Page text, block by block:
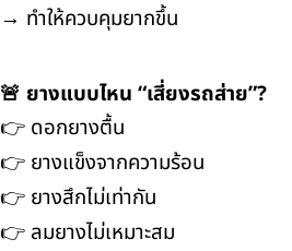
→ ทำให้ควบคุมยากขึ้น
🚨 ยางแบบไหน “เสี่ยงรถส่าย”?
👉 ดอกยางตื้น
👉 ยางแข็งจากความร้อน
👉 ยางสึกไม่เท่ากัน
👉 ลมยางไม่เหมาะสม